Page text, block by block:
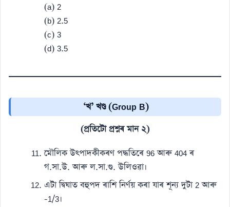
(a) 2
(b) 2.5
(c) 3
(d) 3.5
‘খ’ খণ্ড (Group B)
(প্ৰতিটো প্ৰশ্নৰ মান ২)
মৌলিক উৎপাদকীকৰণ পদ্ধতিৰে 96 আৰু 404 ৰ
গ.সা.উ. আৰু ল.সা.গু. উলিওৱা।
এটা দ্বিঘাত বহুপদ ৰাশি নিৰ্ণয় কৰা যাৰ শূন্য দুটা 2 আৰু
-1/3।